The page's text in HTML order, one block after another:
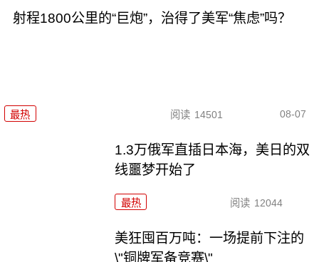
射程1800公里的“巨炮”，治得了美军“焦虑”吗？
最热 阅读 14501 08-07
1.3万俄军直插日本海，美日的双
线噩梦开始了
最热 阅读 12044
美狂囤百万吨：一场提前下注的
\"铜牌军备竞赛\"